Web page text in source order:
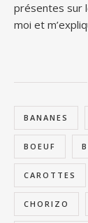
présentes sur
moi et
BANANES
BOEUF
CAROTTES
CHORIZO